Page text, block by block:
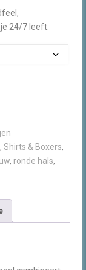
24/7 leeft.
, Shirts & Boxers,
, ronde hals,